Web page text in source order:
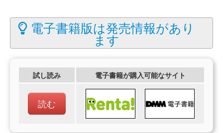
電子書籍版は発売情報があり
ます
試し読み 電子書籍が購入可能なサイト
読む